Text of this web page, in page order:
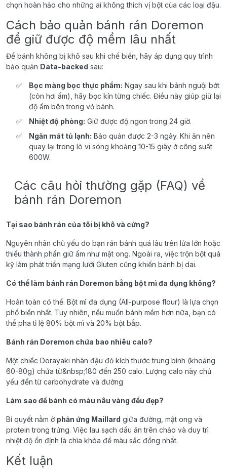
chọn hoàn hảo cho những ai không thích vị bột của các loại đậu.
Cách bảo quản bánh rán Doremon
để giữ được độ mềm lâu nhất
Để bánh không bị khô sau khi chế biến, hãy áp dụng quy trình
bảo quản Data-backed sau:
Bọc màng bọc thực phẩm: Ngay sau khi bánh nguội bớt
(còn hơi ấm), hãy bọc kín từng chiếc. Điều này giúp giữ lại
độ ẩm bên trong vỏ bánh.
Nhiệt độ phòng: Giữ được độ ngon trong 24 giờ.
Ngăn mát tủ lạnh: Bảo quản được 2-3 ngày. Khi ăn nên
quay lại trong lò vi sóng khoảng 10-15 giây ở công suất
600W.
Các câu hỏi thường gặp (FAQ) về
bánh rán Doremon
Tại sao bánh rán của tôi bị khô và cứng?
Nguyên nhân chủ yếu do bạn rán bánh quá lâu trên lửa lớn hoặc
thiếu thành phần giữ ẩm như mật ong. Ngoài ra, việc trộn bột quá
kỹ làm phát triển mạng lưới Gluten cũng khiến bánh bị dai.
Có thể làm bánh rán Doremon bằng bột mì đa dụng không?
Hoàn toàn có thể. Bột mì đa dụng (All-purpose flour) là lựa chọn
phổ biến nhất. Tuy nhiên, nếu muốn bánh mềm hơn nữa, bạn có
thể pha tỉ lệ 80% bột mì và 20% bột bắp.
Bánh rán Doremon chứa bao nhiêu calo?
Một chiếc Dorayaki nhân đậu đỏ kích thước trung bình (khoảng
60-80g) chứa từ&nbsp;180 đến 250 calo. Lượng calo này chủ
yếu đến từ carbohydrate và đường
Làm sao để bánh có màu nâu vàng đều đẹp?
Bí quyết nằm ở phản ứng Maillard giữa đường, mật ong và
protein trong trứng. Việc lau sạch dầu ăn trên chảo và duy trì
nhiệt độ ổn định là chìa khóa để màu sắc đồng nhất.
Kết luận